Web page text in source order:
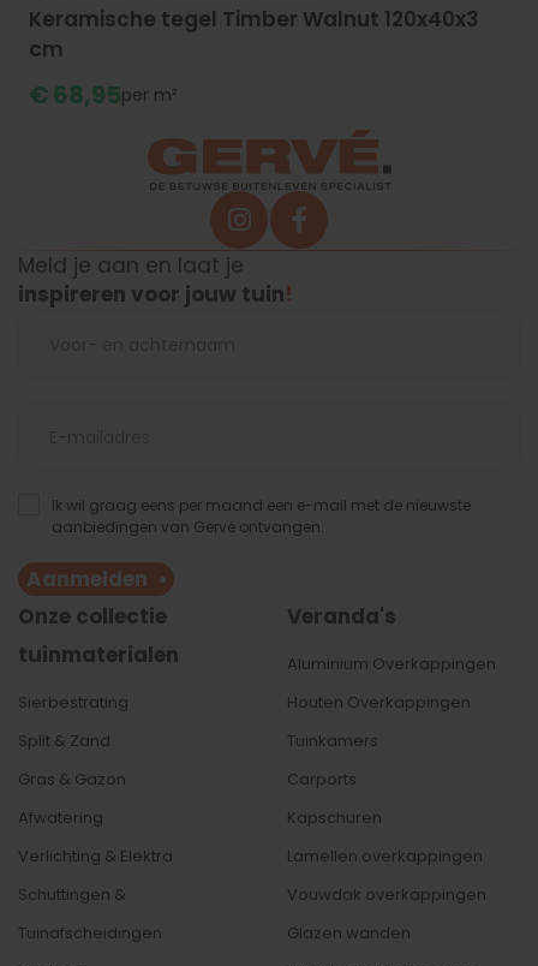
Keramische tegel Timber Walnut 120x40x3
cm
€68,95 m²
Meld je aan en laat je
inspireren voor jouw tuin!
Ik wil graag eens per maand een e-mail met de nieuwste
aanbiedingen van Gervé ontvangen.
Aanmelden
Onze collectie
tuinmaterialen
Sierbestrating
Split & Zand
Gras & Gazon
Afwatering
Verlichting & Elektra
Schuttingen &
Tuinafscheidingen
Veranda's
Aluminium Overkappingen
Houten Overkappingen
Tuinkamers
Carports
Kapschuren
Lamellen overkappingen
Vouwdak overkappingen
Glazen wanden